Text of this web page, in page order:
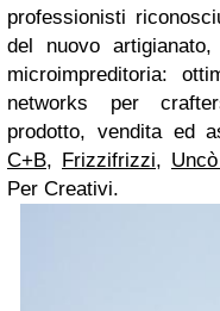
professionisti
del nuovo
microimpreditoria:
networks per
prodotto, vendita ed
C+B, Frizzifrizzi,
Per Creativi.